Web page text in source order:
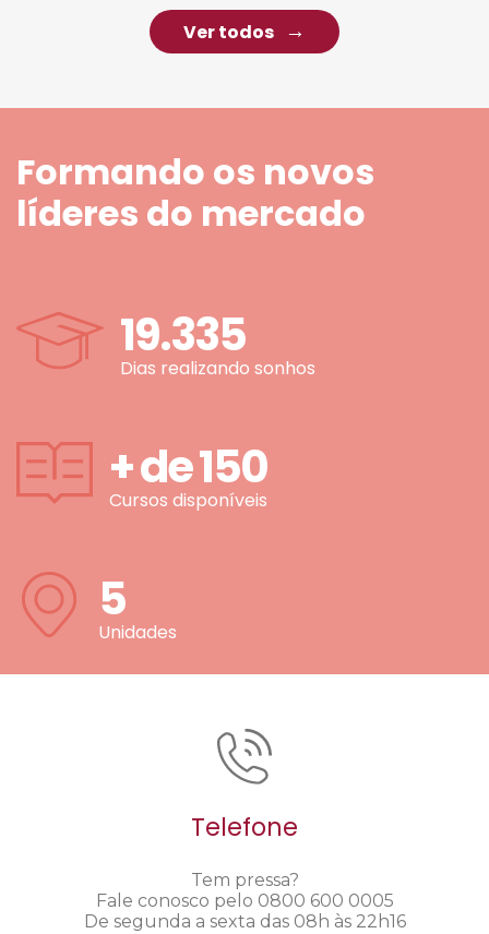
Ver todos
Formando os novos
líderes do mercado
19.335
Dias realizando sonhos
+ de150
Cursos disponíveis
5
Unidades
Telefone
Tem pressa?
Fale conosco pelo 0800 600 0005
De segunda a sexta das 08h às 22h16